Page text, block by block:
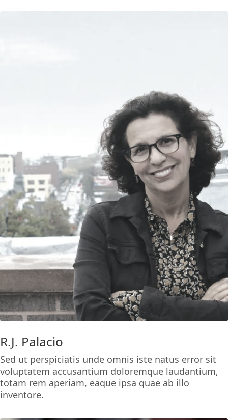
R.J. Palacio
Sed ut perspiciatis unde omnis iste natus error sit
voluptatem accusantium doloremque laudantium,
totam rem aperiam, eaque ipsa quae ab illo
inventore.